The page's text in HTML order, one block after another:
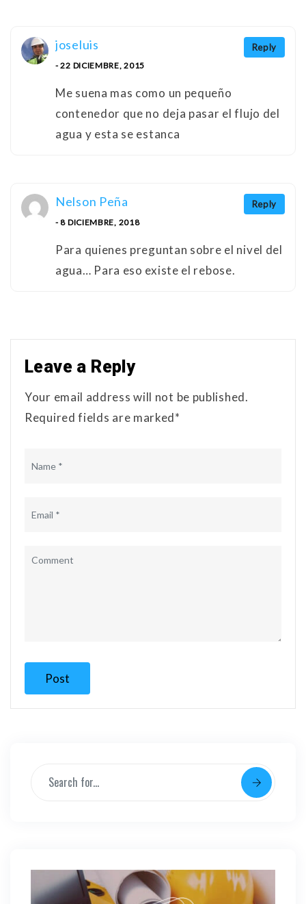
Reply
joseluis
- 22 DICIEMBRE, 2015
Me suena mas como un pequeño
contenedor que no deja pasar el flujo del
agua y esta se estanca
Reply
Nelson Peña
- 8 DICIEMBRE, 2018
Para quienes preguntan sobre el nivel del
agua… Para eso existe el rebose.
Leave a Reply
Your email address will not be published.
Required fields are marked*